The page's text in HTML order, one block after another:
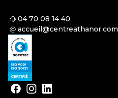
04 70 08 14 40
accueil@centreathanor.com